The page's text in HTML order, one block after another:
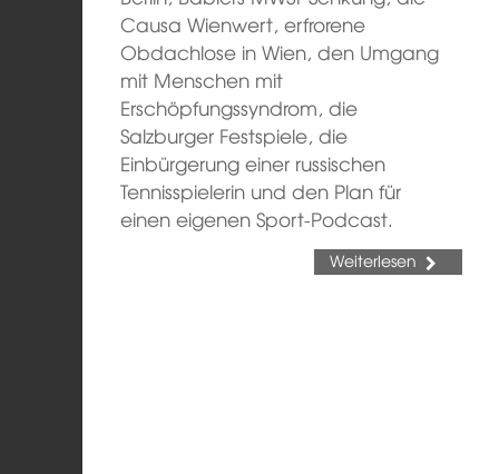
Causa Wienwert, erfrorene
Obdachlose in Wien, den Umgang
mit Menschen mit
Erschöpfungssyndrom, die
Salzburger Festspiele, die
Einbürgerung einer russischen
Tennisspielerin und den Plan für
einen eigenen Sport-Podcast.
Weiterlesen